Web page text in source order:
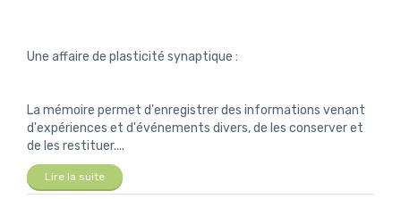
Une affaire de plasticité synaptique :
La mémoire permet d'enregistrer des informations venant
d'expériences et d'événements divers, de les conserver et
de les restituer....
Lire la suite